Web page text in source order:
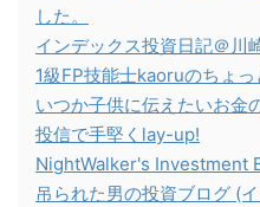
した。
インデックス投資日記＠川
1級FP技能士kaoruのちょ
いつか子供に伝えたいお金
投信で手堅くlay-up!
NightWalker's Investment
吊られた男の投資ブログ (